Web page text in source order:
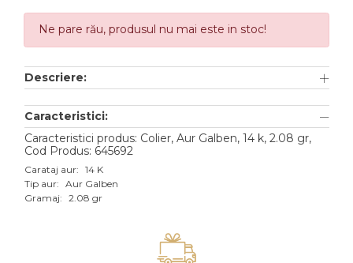
Accesorii
TIP METAL
Aur galben
Aur alb
Aur roz
Aur mixt
Ne pare rău, produsul nu mai este in stoc!
Descriere:
Caracteristici:
Caracteristici produs: Colier, Aur Galben, 14 k, 2.08 gr,
Cod Produs: 645692
Carataj aur: 14 K
Tip aur: Aur Galben
Gramaj: 2.08 gr